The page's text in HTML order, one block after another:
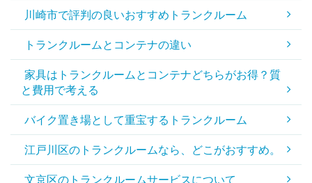
川崎市で評判の良いおすすめトランクルーム
トランクルームとコンテナの違い
家具はトランクルームとコンテナどちらがお得？質
と費用で考える
バイク置き場として重宝するトランクルーム
江戸川区のトランクルームなら、どこがおすすめ。
文京区のトランクルームサービスについて